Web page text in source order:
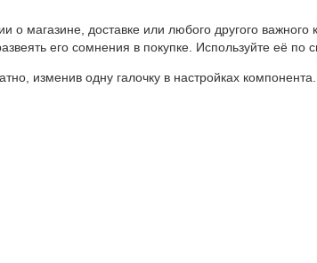
магазине, доставке или любого другого важного
его сомнения в покупке. Используйте её по
изменив одну галочку в настройках